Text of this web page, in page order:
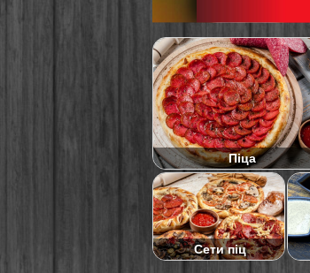
Піца
Сети піц